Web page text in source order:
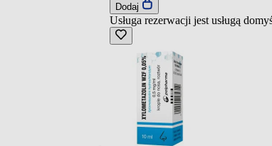
Dodaj
Usługa rezerwacji jest usługą